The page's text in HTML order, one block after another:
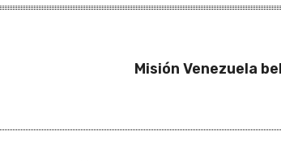
Misión Venezuela